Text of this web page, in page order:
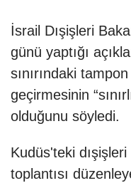
İsrail Dışişleri
günü yaptığı
sınırındaki
geçirmesinin
olduğunu söyledi.
Kudüs'teki dışişleri
toplantısı